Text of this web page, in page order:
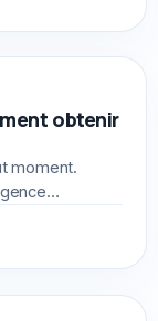
obtenir
moment.